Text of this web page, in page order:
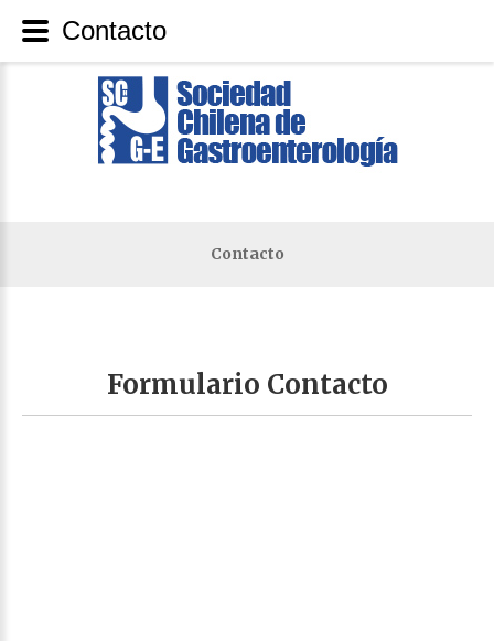
Contacto
Formulario Contacto
Contacto